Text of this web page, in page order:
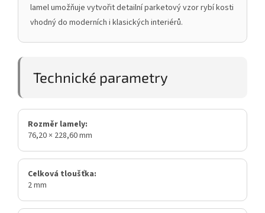
lamel umožňuje vytvořit detailní parketový vzor rybí kosti
vhodný do moderních i klasických interiérů.
Technické parametry
Rozměr lamely:
76,20 × 228,60 mm
Celková tloušťka:
2 mm